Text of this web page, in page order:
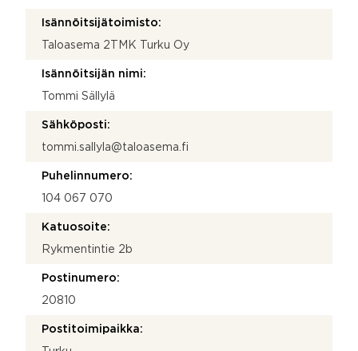
Isännöitsijätoimisto:
Taloasema 2TMK Turku Oy
Isännöitsijän nimi:
Tommi Sällylä
Sähköposti:
tommi.sallyla@taloasema.fi
Puhelinnumero:
104 067 070
Katuosoite:
Rykmentintie 2b
Postinumero:
20810
Postitoimipaikka: